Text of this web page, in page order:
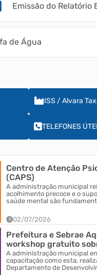
Emissão do Relatório
de Água
ISS / Alvara
TELEFONES
Centro de Atenção
(CAPS)
A administração municipal
acolhimento precoce e o
saúde mental são
02/07/2026
Prefeitura e Sebrae
workshop gratuito
impactos da Reforma...
A administração municipal
capacitação como esta,
Departamento de